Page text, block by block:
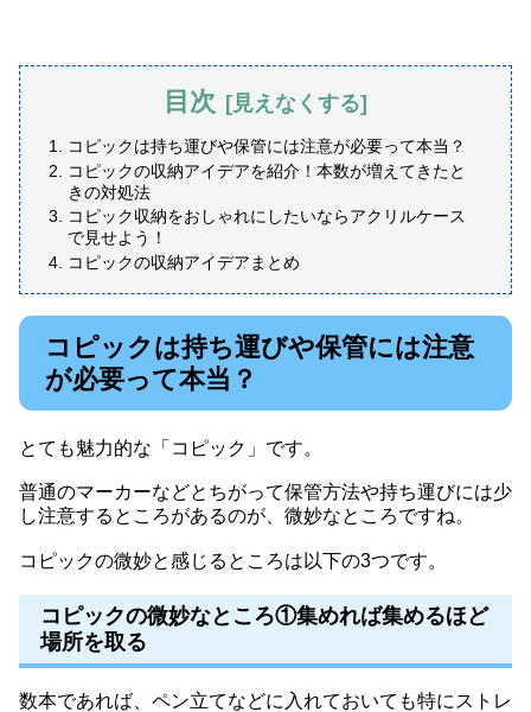
目次
コピックは持ち運びや保管には注意が必要って本当？
コピックの収納アイデアを紹介！本数が増えてきたと
きの対処法
コピック収納をおしゃれにしたいならアクリルケース
で見せよう！
コピックの収納アイデアまとめ
コピックは持ち運びや保管には注意
が必要って本当？
とても魅力的な「コピック」です。
普通のマーカーなどとちがって保管方法や持ち運びには少
し注意するところがあるのが、微妙なところですね。
コピックの微妙と感じるところは以下の3つです。
コピックの微妙なところ①集めれば集めるほど
場所を取る
数本であれば、ペン立てなどに入れておいても特にストレ